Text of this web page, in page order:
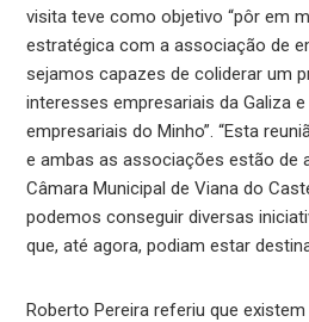
visita teve como objetivo “pôr em
estratégica com a associação de
sejamos capazes de coliderar um
interesses empresariais da Galiza
empresariais do Minho”. “Esta
e ambas as associações estão de
Câmara Municipal de Viana do
podemos conseguir diversas
que, até agora, podiam estar
Roberto Pereira referiu que existem